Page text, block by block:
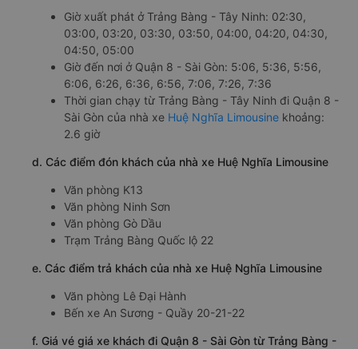
Giờ xuất phát ở Trảng Bàng - Tây Ninh: 02:30,
03:00, 03:20, 03:30, 03:50, 04:00, 04:20, 04:30,
04:50, 05:00
Giờ đến nơi ở Quận 8 - Sài Gòn: 5:06, 5:36, 5:56,
6:06, 6:26, 6:36, 6:56, 7:06, 7:26, 7:36
Thời gian chạy từ Trảng Bàng - Tây Ninh đi Quận 8 -
Sài Gòn của nhà xe Huệ Nghĩa Limousine khoảng:
2.6 giờ
d. Các điểm đón khách của nhà xe Huệ Nghĩa Limousine
Văn phòng K13
Văn phòng Ninh Sơn
Văn phòng Gò Dầu
Trạm Trảng Bàng Quốc lộ 22
e. Các điểm trả khách của nhà xe Huệ Nghĩa Limousine
Văn phòng Lê Đại Hành
Bến xe An Sương - Quầy 20-21-22
f. Giá vé giá xe khách đi Quận 8 - Sài Gòn từ Trảng Bàng -